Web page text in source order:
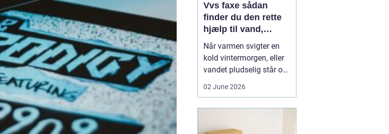
Vvs faxe sådan
finder du den rette
hjælp til vand,
varme og sanitet
Når varmen svigter en
kold vintermorgen, eller
vandet pludselig står op
installatører en central
02 June 2026